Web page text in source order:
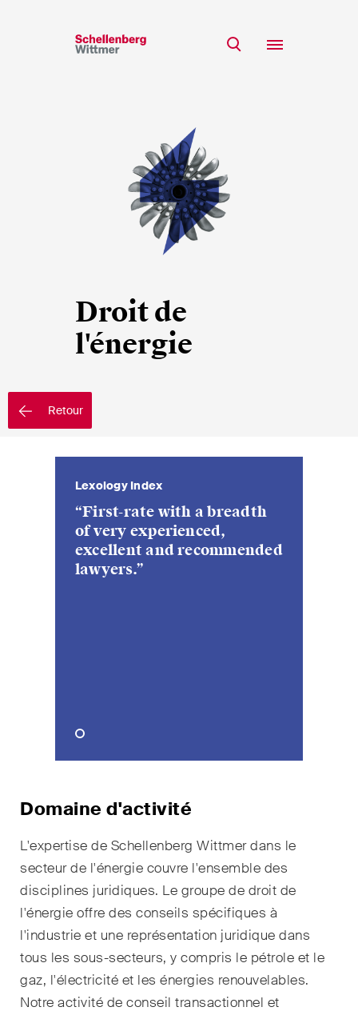
Expertise
Insights
Carrière
FR
Retour
Droit de
l'énergie
Lexology Index
“First-rate with a breadth
of very experienced,
excellent and recommended
lawyers.”
Domaine d'activité
L'expertise de Schellenberg Wittmer dans le
secteur de l'énergie couvre l'ensemble des
disciplines juridiques. Le groupe de droit de
l'énergie offre des conseils spécifiques à
l'industrie et une représentation juridique dans
tous les sous-secteurs, y compris le pétrole et le
gaz, l'électricité et les énergies renouvelables.
Notre activité de conseil transactionnel et
Nom de famille*
Email*
Langue*
et industries, ainsi que des
Newsflash sur l'actualité.
Arbitrage international
Commerce et transport
Contentieux
Droit administratif et marchés
publics
Droit bancaire & financier